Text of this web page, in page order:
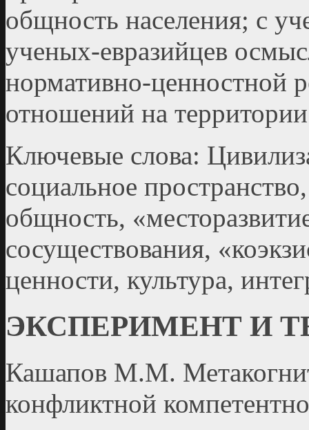
общность населения; с
ученых-евразийцев
нормативно-ценностной
отношений на территории
Ключевые слова:
социальное
общность,
сосуществования,
ценности, культура,
ЭКСПЕРИМЕНТ И
Кашапов М.М.
конфликтной